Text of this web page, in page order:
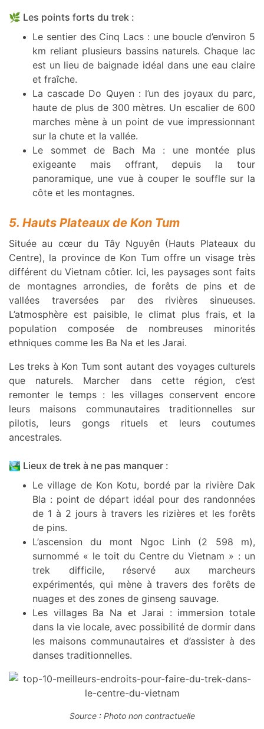
🌿 Les points forts du trek :
Le sentier des Cinq Lacs : une boucle d’environ 5
km reliant plusieurs bassins naturels. Chaque lac
est un lieu de baignade idéal dans une eau claire
et fraîche.
La cascade Do Quyen : l’un des joyaux du parc,
haute de plus de 300 mètres. Un escalier de 600
marches mène à un point de vue impressionnant
sur la chute et la vallée.
Le sommet de Bach Ma : une montée plus
exigeante mais offrant, depuis la tour
panoramique, une vue à couper le souffle sur la
côte et les montagnes.
5. Hauts Plateaux de Kon Tum
Située au cœur du Tây Nguyên (Hauts Plateaux du
Centre), la province de Kon Tum offre un visage très
différent du Vietnam côtier. Ici, les paysages sont faits
de montagnes arrondies, de forêts de pins et de
vallées traversées par des rivières sinueuses.
L’atmosphère est paisible, le climat plus frais, et la
population composée de nombreuses minorités
ethniques comme les Ba Na et les Jarai.
Les treks à Kon Tum sont autant des voyages culturels
que naturels. Marcher dans cette région, c’est
remonter le temps : les villages conservent encore
leurs maisons communautaires traditionnelles sur
pilotis, leurs gongs rituels et leurs coutumes
ancestrales.
🏞️ Lieux de trek à ne pas manquer :
Le village de Kon Kotu, bordé par la rivière Dak
Bla : point de départ idéal pour des randonnées
de 1 à 2 jours à travers les rizières et les forêts
de pins.
L’ascension du mont Ngoc Linh (2 598 m),
surnommé « le toit du Centre du Vietnam » : un
trek difficile, réservé aux marcheurs
expérimentés, qui mène à travers des forêts de
nuages et des zones de ginseng sauvage.
Les villages Ba Na et Jarai : immersion totale
dans la vie locale, avec possibilité de dormir dans
les maisons communautaires et d’assister à des
danses traditionnelles.
Source : Photo non contractuelle